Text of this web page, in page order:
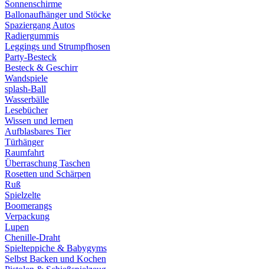
Sonnenschirme
Ballonaufhänger und Stöcke
Spaziergang Autos
Radiergummis
Leggings und Strumpfhosen
Party-Besteck
Besteck & Geschirr
Wandspiele
splash-Ball
Wasserbälle
Lesebücher
Wissen und lernen
Aufblasbares Tier
Türhänger
Raumfahrt
Überraschung Taschen
Rosetten und Schärpen
Ruß
Spielzelte
Boomerangs
Verpackung
Lupen
Chenille-Draht
Spielteppiche & Babygyms
Selbst Backen und Kochen